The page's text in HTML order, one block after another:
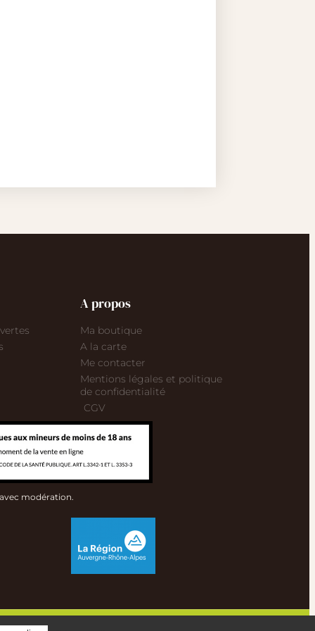
A propos
Ma boutique
A la carte
Me contacter
Mentions légales et politique
de confidentialité
CGV
modération.